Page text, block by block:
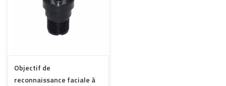
Objectif de
reconnaissance faciale à